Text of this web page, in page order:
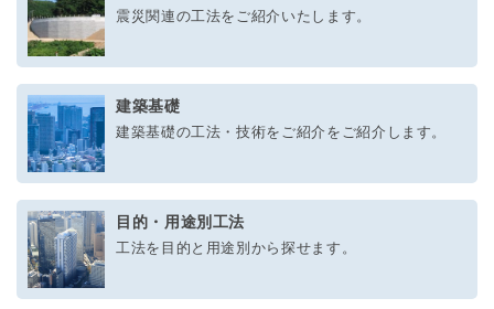
震災関連の工法をご紹介いたします。
建築基礎
建築基礎の工法・技術をご紹介をご紹介します。
目的・用途別工法
工法を目的と用途別から探せます。